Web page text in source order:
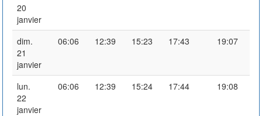
20
janvier
dim.
21
janvier
06:06 12:39 15:23 17:43 19:07
lun.
22
janvier
06:06 12:39 15:24 17:44 19:08